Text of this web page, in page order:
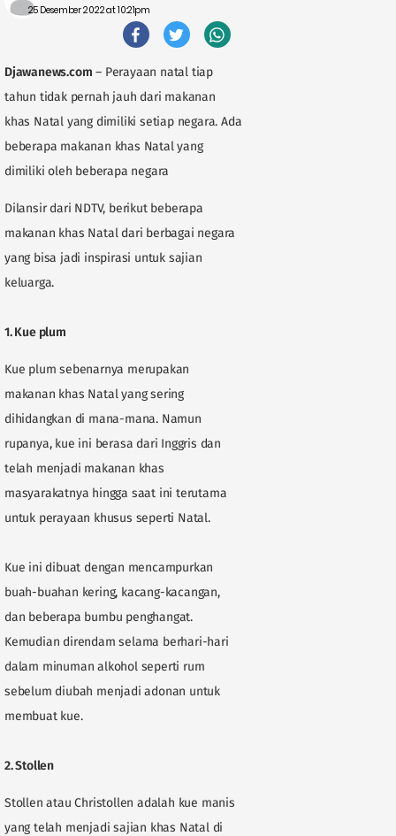
25 Desember 2022 at 10:21pm
Djawanews.com – Perayaan natal tiap
tahun tidak pernah jauh dari makanan
khas Natal yang dimiliki setiap negara. Ada
beberapa makanan khas Natal yang
dimiliki oleh beberapa negara
Dilansir dari NDTV, berikut beberapa
makanan khas Natal dari berbagai negara
yang bisa jadi inspirasi untuk sajian
keluarga.
1. Kue plum
Kue plum sebenarnya merupakan
makanan khas Natal yang sering
dihidangkan di mana-mana. Namun
rupanya, kue ini berasa dari Inggris dan
telah menjadi makanan khas
masyarakatnya hingga saat ini terutama
untuk perayaan khusus seperti Natal.
Kue ini dibuat dengan mencampurkan
buah-buahan kering, kacang-kacangan,
dan beberapa bumbu penghangat.
Kemudian direndam selama berhari-hari
dalam minuman alkohol seperti rum
sebelum diubah menjadi adonan untuk
membuat kue.
2. Stollen
Stollen atau Christollen adalah kue manis
yang telah menjadi sajian khas Natal di